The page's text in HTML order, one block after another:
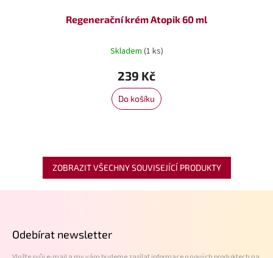
Regenerační krém Atopik 60 ml
Skladem (1 ks)
239 Kč
Do košíku
ZOBRAZIT VŠECHNY SOUVISEJÍCÍ PRODUKTY
Odebírat newsletter